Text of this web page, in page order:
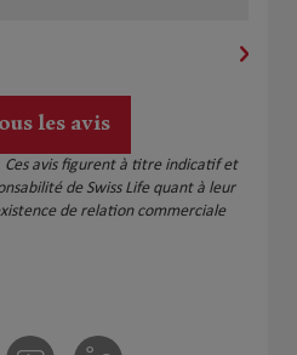
les avis
Ces avis figurent à titre indicatif et
de Swiss Life quant à leur
de relation commerciale